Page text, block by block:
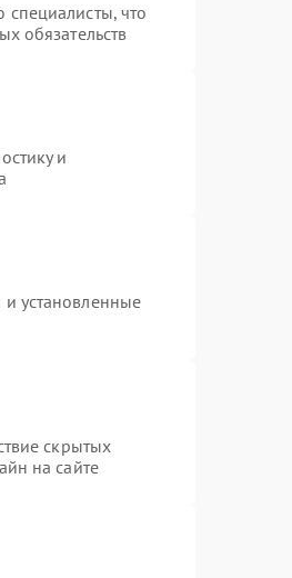
что
обязательств
и
установленные
скрытых
на сайте